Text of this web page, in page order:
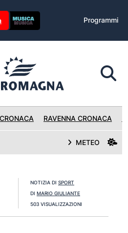
Programmi
RAVENNA CRONACA
METEO
NOTIZIA DI SPORT
DI MARIO GIULIANTE
503 VISUALIZZAZIONI